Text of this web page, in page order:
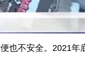
也不安全。2021年